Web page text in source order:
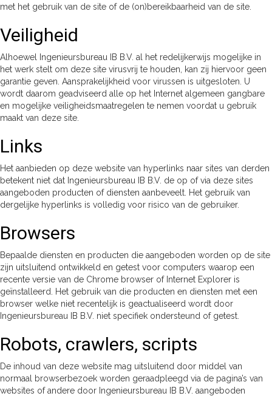
met het gebruik van de site of de (on)bereikbaarheid van de site.
Veiligheid
Alhoewel Ingenieursbureau IB B.V. al het redelijkerwijs mogelijke in
het werk stelt om deze site virusvrij te houden, kan zij hiervoor geen
garantie geven. Aansprakelijkheid voor virussen is uitgesloten. U
wordt daarom geadviseerd alle op het Internet algemeen gangbare
en mogelijke veiligheidsmaatregelen te nemen voordat u gebruik
maakt van deze site.
Links
Het aanbieden op deze website van hyperlinks naar sites van derden
betekent niet dat Ingenieursbureau IB B.V. de op of via deze sites
aangeboden producten of diensten aanbeveelt. Het gebruik van
dergelijke hyperlinks is volledig voor risico van de gebruiker.
Browsers
Bepaalde diensten en producten die aangeboden worden op de site
zijn uitsluitend ontwikkeld en getest voor computers waarop een
recente versie van de Chrome browser of Internet Explorer is
geïnstalleerd. Het gebruik van die producten en diensten met een
browser welke niet recentelijk is geactualiseerd wordt door
Ingenieursbureau IB B.V. niet specifiek ondersteund of getest.
Robots, crawlers, scripts
De inhoud van deze website mag uitsluitend door middel van
normaal browserbezoek worden geraadpleegd via de pagina’s van
websites of andere door Ingenieursbureau IB B.V. aangeboden